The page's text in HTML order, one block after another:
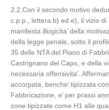
2.2.Con il secondo motivo
c.p.p., lettera b) ed e), il vizio di
manifesta illogicita’ della
della legge penale, sotto il
35 delle NTA del Piano di
Castrignano del Capo, e della
necessaria offensivita’.
accorpata, benche’ tipizzata
Fabbricazione, e’ per prassi
zone tipizzate come H1 alle